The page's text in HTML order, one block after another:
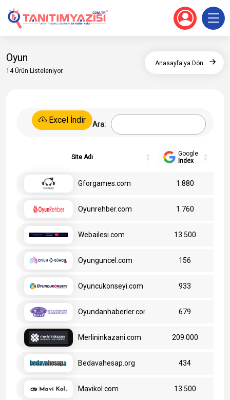
Oyun
14 Ürün Listeleniyor.
Anasayfa'ya Dön
Excel İndir Ara:
Site Adı
Google
Index
Gforgames.com 1.880
Oyunrehber.com 1.760
Webailesi.com 13.500
Oyunguncel.com 156
Oyuncukonseyi.com 933
Oyundanhaberler.com 679
Merlininkazani.com 209.000
Bedavahesap.org 434
Mavikol.com 13.500